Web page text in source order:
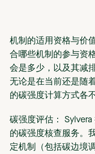
机制的适用资格与价值
合哪些机制的参与资
会是多少，以及其减
无论是在当前还是随
的碳强度计算方式各
碳强度评估：
的碳强度核查服务。
定机制（包括碳边境